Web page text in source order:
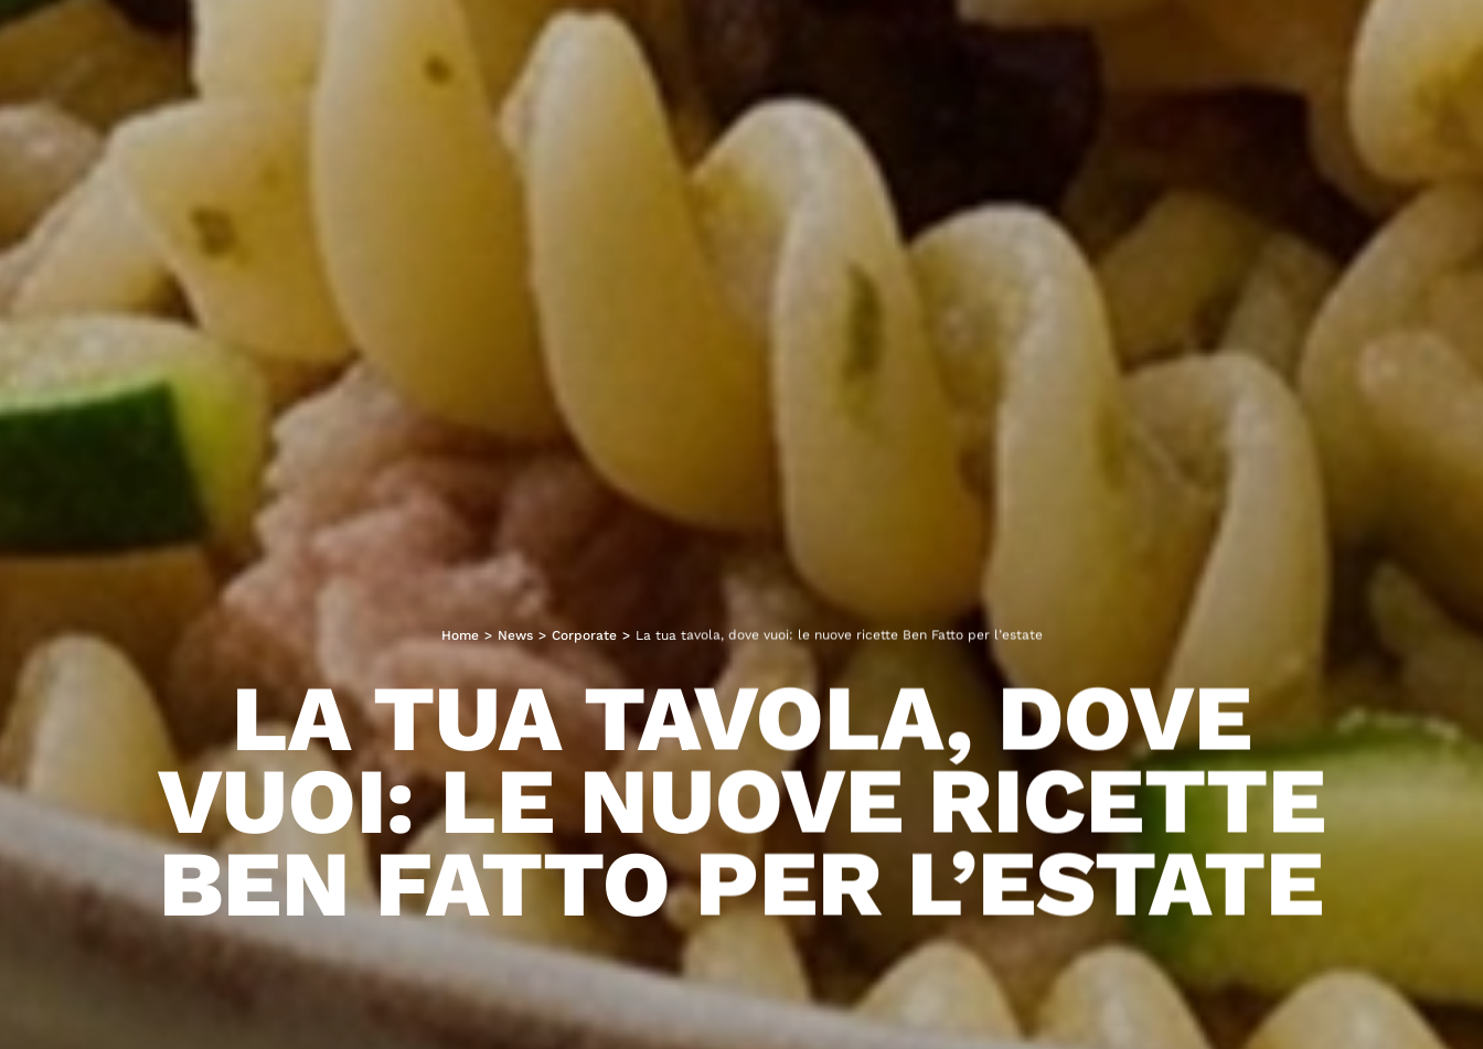
Home > News > Corporate > La tua tavola, dove vuoi: le nuove ricette Ben Fatto per l’estate
LA TUA TAVOLA, DOVE
VUOI: LE NUOVE RICETTE
BEN FATTO PER L’ESTATE